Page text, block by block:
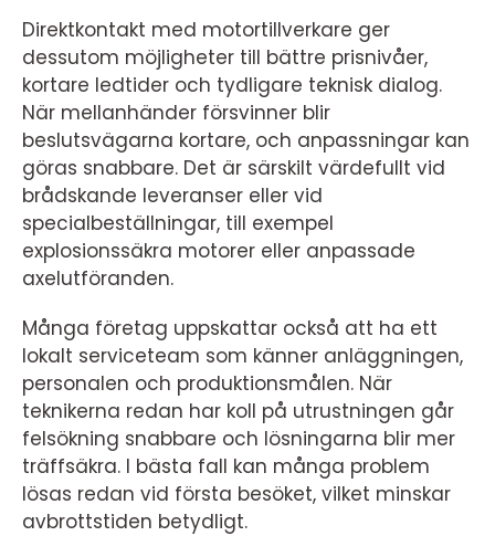
Direktkontakt med motortillverkare ger
dessutom möjligheter till bättre prisnivåer,
kortare ledtider och tydligare teknisk dialog.
När mellanhänder försvinner blir
beslutsvägarna kortare, och anpassningar kan
göras snabbare. Det är särskilt värdefullt vid
brådskande leveranser eller vid
specialbeställningar, till exempel
explosionssäkra motorer eller anpassade
axelutföranden.
Många företag uppskattar också att ha ett
lokalt serviceteam som känner anläggningen,
personalen och produktionsmålen. När
teknikerna redan har koll på utrustningen går
felsökning snabbare och lösningarna blir mer
träffsäkra. I bästa fall kan många problem
lösas redan vid första besöket, vilket minskar
avbrottstiden betydligt.